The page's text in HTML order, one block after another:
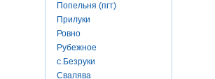
Попельня (пгт)
Прилуки
Ровно
Рубежное
с.Безруки
Свалява